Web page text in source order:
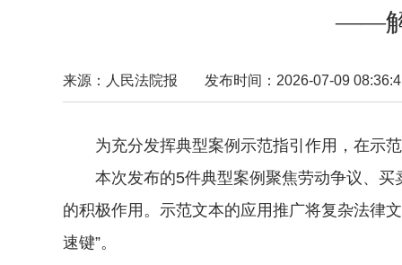
——解
来源：人民法院报 发布时间：2026-07-09
为充分发挥典型案例示范指引作用，在示范
本次发布的5件典型案例聚焦劳动争议、买
的积极作用。示范文本的应用推广将复杂法律
速键”。